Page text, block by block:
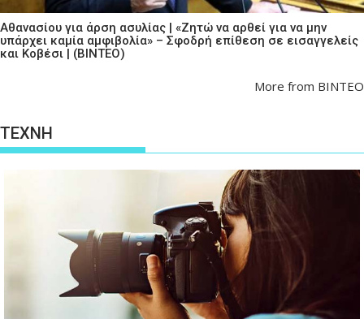
Αθανασίου για άρση ασυλίας | «Ζητώ να αρθεί για να μην
υπάρχει καμία αμφιβολία» – Σφοδρή επίθεση σε εισαγγελείς
και Κοβέσι | (ΒΙΝΤΕΟ)
More from ΒΙΝΤΕΟ
ΤΕΧΝΗ